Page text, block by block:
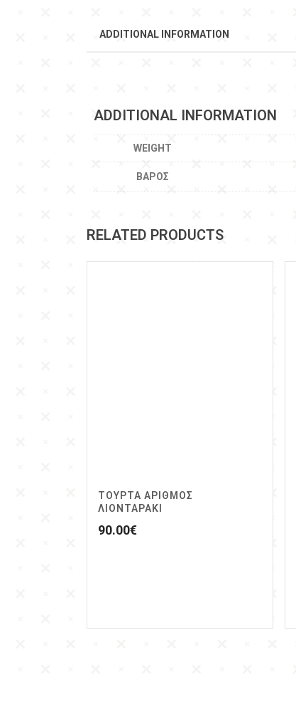
ADDITIONAL INFORMATION
ADDITIONAL INFORMATION
WEIGHT
ΒΆΡΟΣ
RELATED PRODUCTS
ΤΟΥΡΤΑ ΑΡΙΘΜΟΣ
ΛΙΟΝΤΑΡΑΚΙ
90.00€